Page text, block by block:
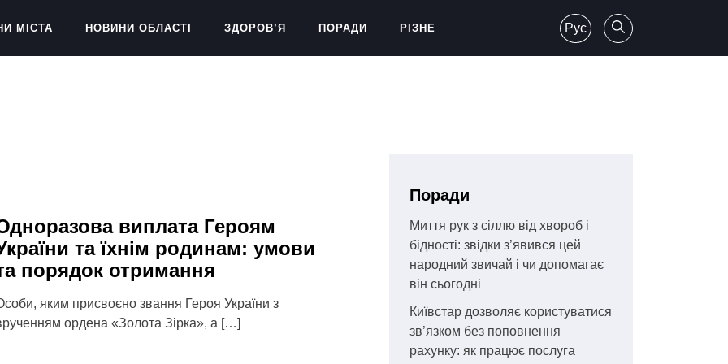
МІСТА НОВИНИ ОБЛАСТІ ЗДОРОВ’Я ПОРАДИ РІЗНЕ Рус
виплата Героям
та їхнім родинам: умови
порядок отримання
яким присвоєно звання Героя України з
ордена «Золота Зірка», а […]
Поради
Миття рук з сіллю від хвороб і
бідності: звідки з’явився цей
народний звичай і чи допомагає
він сьогодні
Київстар дозволяє користуватися
зв’язком без поповнення
рахунку: як працює послуга